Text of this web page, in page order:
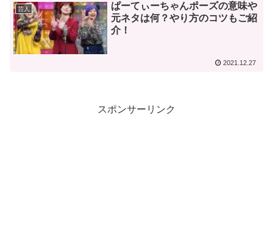
芸人
ぱーてぃーちゃんポーズの意味や
元ネタは何？やり方のコツもご紹
介！
2021.12.27
スポンサーリンク